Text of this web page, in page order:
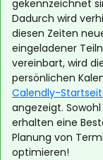
gekennzeichnet
Dadurch wird
diesen Zeiten
eingeladener
vereinbart, wird
persönlichen
Calendly-
angezeigt.
erhalten eine
Planung von
optimieren!